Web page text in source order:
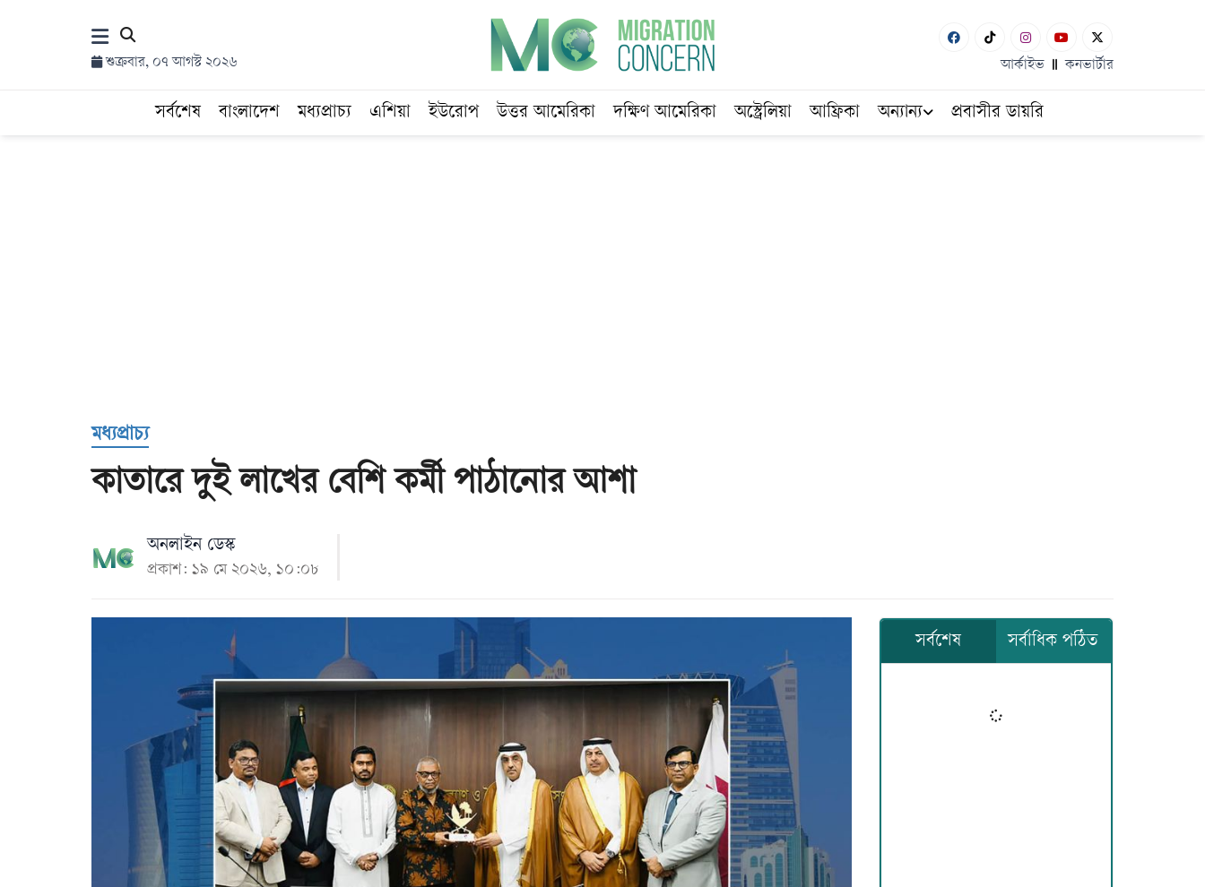
শুক্রবার, ০৭ আগস্ট ২০২৬ আর্কাইভ কনভার্টার
সর্বশেষ বাংলাদেশ মধ্যপ্রাচ্য এশিয়া ইউরোপ উত্তর আমেরিকা দক্ষিণ আমেরিকা অস্ট্রেলিয়া আফ্রিকা অন্যান্য প্রবাসীর ডায়রি
মধ্যপ্রাচ্য
কাতারে দুই লাখের বেশি কর্মী পাঠানোর আশা
অনলাইন ডেস্ক
প্রকাশ: ১৯ মে ২০২৬, ১০:০৮
সর্বশেষ সর্বাধিক পঠিত